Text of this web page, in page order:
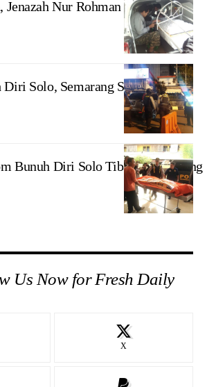
Jenazah Nur Rohman Dibawa
Solo, Semarang Siaga satu
Bunuh Diri Solo Tiba Di Semarang
Us Now for Fresh Daily
X